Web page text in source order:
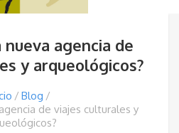
nueva agencia de
y arqueológicos?
Blog
de viajes culturales y